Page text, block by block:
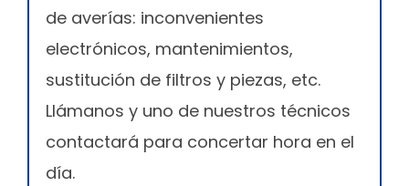
de averías: inconvenientes
electrónicos, mantenimientos,
sustitución de filtros y piezas, etc.
Llámanos y uno de nuestros técnicos
contactará para concertar hora en el
día.